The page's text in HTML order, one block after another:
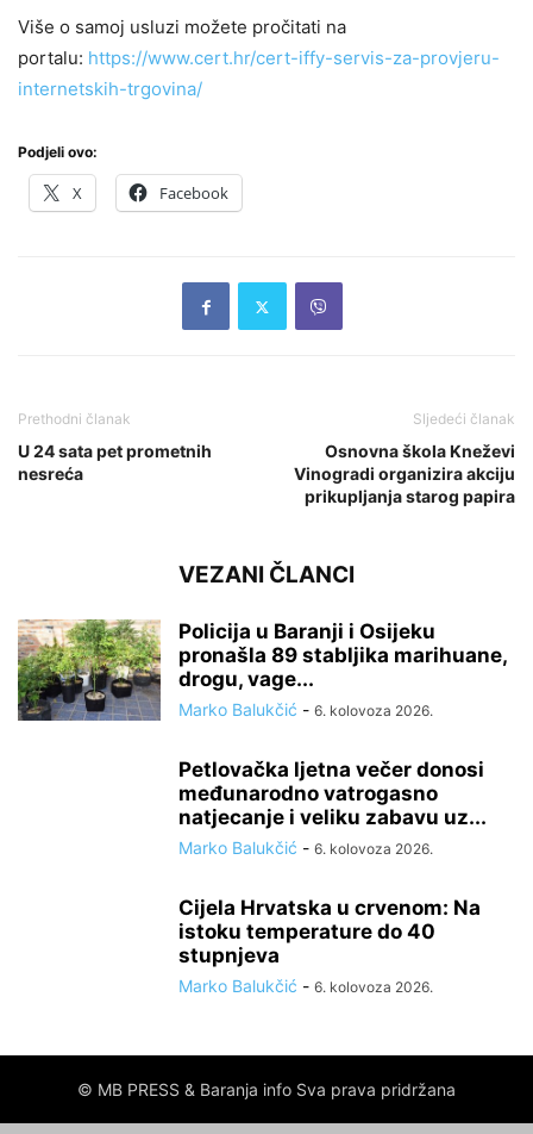
Više o samoj usluzi možete pročitati na
portalu: https://www.cert.hr/cert-iffy-servis-za-provjeru-
internetskih-trgovina/
Podjeli ovo:
X Facebook
Prethodni članak
U 24 sata pet prometnih
nesreća
Sljedeći članak
Osnovna škola Kneževi
Vinogradi organizira akciju
prikupljanja starog papira
VEZANI ČLANCI
Policija u Baranji i Osijeku
pronašla 89 stabljika marihuane,
drogu, vage...
Marko Balukčić - 6. kolovoza 2026.
Petlovačka ljetna večer donosi
međunarodno vatrogasno
natjecanje i veliku zabavu uz...
Marko Balukčić - 6. kolovoza 2026.
Cijela Hrvatska u crvenom: Na
istoku temperature do 40
stupnjeva
Marko Balukčić - 6. kolovoza 2026.
© MB PRESS & Baranja info Sva prava pridržana